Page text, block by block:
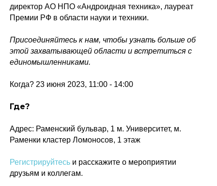
директор АО НПО «Андроидная техника», лауреат
Премии РФ в области науки и техники.
Присоединяйтесь к нам, чтобы узнать больше об
этой захватывающей области и встретиться с
единомышленниками.
Когда? 23 июня 2023, 11:00 - 14:00
Где?
Адрес: Раменский бульвар, 1 м. Университет, м.
Раменки кластер Ломоносов, 1 этаж
Регистрируйтесь и расскажите о мероприятии
друзьям и коллегам.